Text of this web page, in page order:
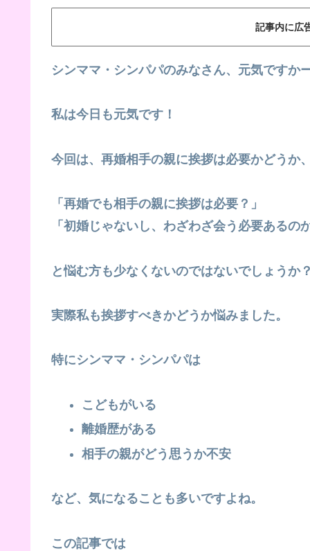
記事内に広
シンママ・シンパパのみなさん、元気ですか
私は今日も元気です！
今回は、再婚相手の親に挨拶は必要かどうか
「再婚でも相手の親に挨拶は必要？」
「初婚じゃないし、わざわざ会う必要あるの
と悩む方も少なくないのではないでしょうか
実際私も挨拶すべきかどうか悩みました。
特にシンママ・シンパパは
こどもがいる
離婚歴がある
相手の親がどう思うか不安
など、気になることも多いですよね。
この記事では